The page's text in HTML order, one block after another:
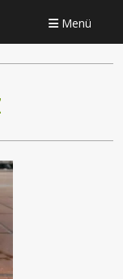
Menü